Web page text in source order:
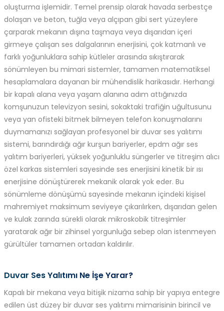
oluşturma işlemidir. Temel prensip olarak havada serbestçe
dolaşan ve beton, tuğla veya alçıpan gibi sert yüzeylere
çarparak mekanın dışına taşmaya veya dışarıdan içeri
girmeye çalışan ses dalgalarının enerjisini, çok katmanlı ve
farklı yoğunluklara sahip kütleler arasında sıkıştırarak
sönümleyen bu mimari sistemler, tamamen matematiksel
hesaplamalara dayanan bir mühendislik harikasıdır. Herhangi
bir kapalı alana veya yaşam alanına adım attığınızda
komşunuzun televizyon sesini, sokaktaki trafiğin uğultusunu
veya yan ofisteki bitmek bilmeyen telefon konuşmalarını
duymamanızı sağlayan profesyonel bir duvar ses yalıtımı
sistemi, barındırdığı ağır kurşun bariyerler, epdm ağır ses
yalıtım bariyerleri, yüksek yoğunluklu süngerler ve titreşim alıcı
özel karkas sistemleri sayesinde ses enerjisini kinetik bir ısı
enerjisine dönüştürerek mekanik olarak yok eder. Bu
sönümleme dönüşümü sayesinde mekanın içindeki kişisel
mahremiyet maksimum seviyeye çıkarılırken, dışarıdan gelen
ve kulak zarında sürekli olarak mikroskobik titreşimler
yaratarak ağır bir zihinsel yorgunluğa sebep olan istenmeyen
gürültüler tamamen ortadan kaldırılır.
Duvar Ses Yalıtımı Ne İşe Yarar?
Kapalı bir mekana veya bitişik nizama sahip bir yapıya entegre
edilen üst düzey bir duvar ses yalıtımı mimarisinin birincil ve